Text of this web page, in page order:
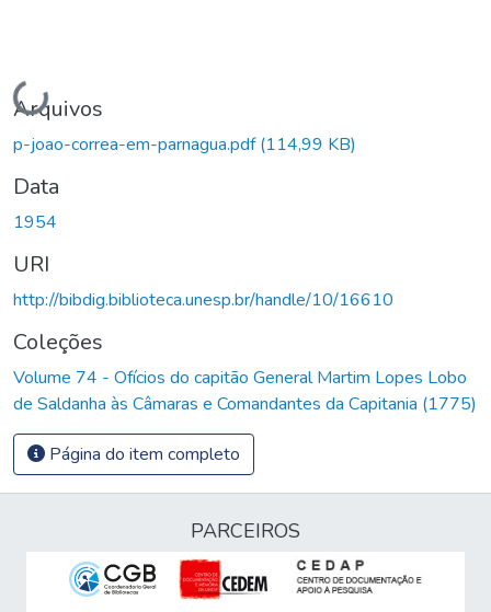
Carregando...
Arquivos
p-joao-correa-em-parnagua.pdf(114,99 KB)
Data
1954
URI
http://bibdig.biblioteca.unesp.br/handle/10/16610
Coleções
Volume 74 - Ofícios do capitão General Martim Lopes Lobo
de Saldanha às Câmaras e Comandantes da Capitania (1775)
Página do item completo
PARCEIROS